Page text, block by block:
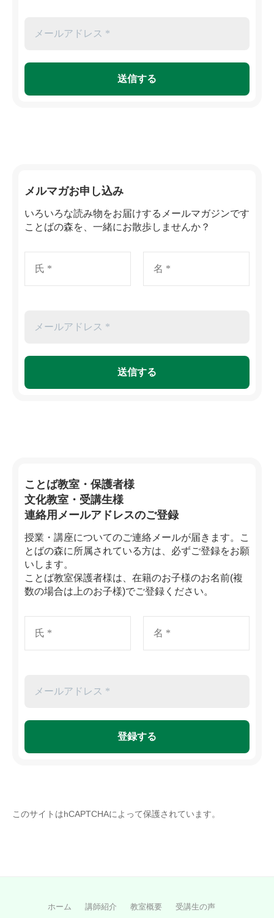
メルマガお申し込み
いろいろな読み物をお届けするメールマガジンです
ことばの森を、一緒にお散歩しませんか？
ことば教室・保護者様
文化教室・受講生様
連絡用メールアドレスのご登録
授業・講座についてのご連絡メールが届きます。こ
とばの森に所属されている方は、必ずご登録をお願
いします。
ことば教室保護者様は、在籍のお子様のお名前(複
数の場合は上のお子様)でご登録ください。
このサイトはhCAPTCHAによって保護されています。
ホーム 講師紹介 教室概要 受講生の声